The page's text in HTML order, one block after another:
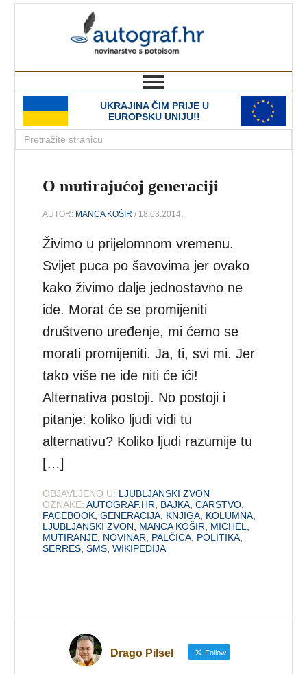
UKRAJINA ČIM PRIJE U
EUROPSKU UNIJU!!
O mutirajućoj generaciji
AUTOR: MANCA KOŠIR / 18.03.2014.
Živimo u prijelomnom vremenu.
Svijet puca po šavovima jer ovako
kako živimo dalje jednostavno ne
ide. Morat će se promijeniti
društveno uređenje, mi ćemo se
morati promijeniti. Ja, ti, svi mi. Jer
tako više ne ide niti će ići!
Alternativa postoji. No postoji i
pitanje: koliko ljudi vidi tu
alternativu? Koliko ljudi razumije tu
[…]
OBJAVLJENO U: LJUBLJANSKI ZVON
OZNAKE: AUTOGRAF.HR BAJKA ,CARSTVO
FACEBOOK ,GENERACIJA KNJIGA KOLUMNA
LJUBLJANSKI ZVON
MANCA KOŠIR MICHEL
MUTIRANJE NOVINAR PALČICA POLITIKA
SERRES ,SMS ,WIKIPEDIJA
Drago Pilsel Follow